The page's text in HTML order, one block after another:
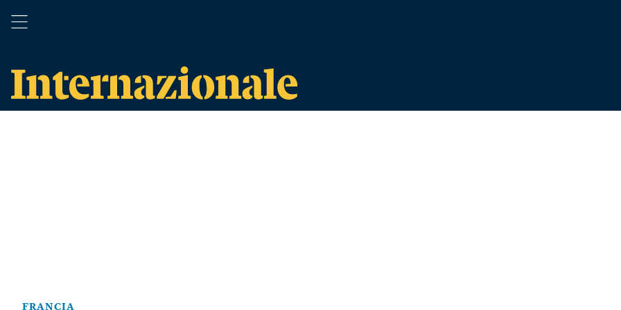
FRANCIA